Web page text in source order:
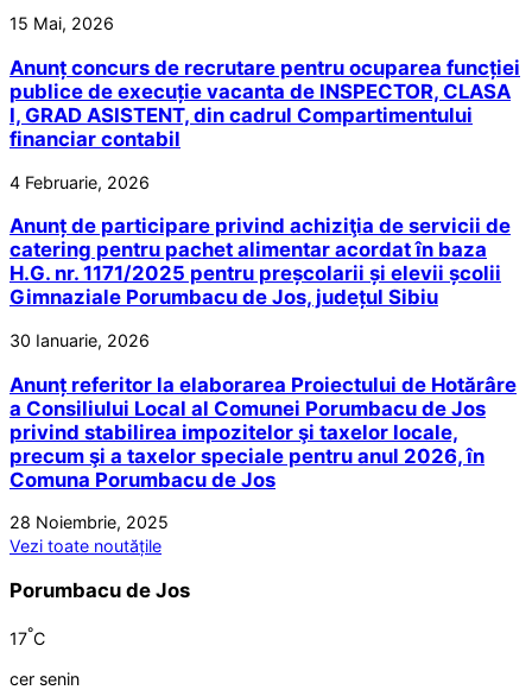
15 Mai, 2026
Anunț concurs de recrutare pentru ocuparea funcției
publice de execuție vacanta de INSPECTOR, CLASA
I, GRAD ASISTENT, din cadrul Compartimentului
financiar contabil
4 Februarie, 2026
Anunț de participare privind achiziţia de servicii de
catering pentru pachet alimentar acordat în baza
H.G. nr. 1171/2025 pentru preșcolarii și elevii școlii
Gimnaziale Porumbacu de Jos, județul Sibiu
30 Ianuarie, 2026
Anunț referitor la elaborarea Proiectului de Hotărâre
a Consiliului Local al Comunei Porumbacu de Jos
privind stabilirea impozitelor şi taxelor locale,
precum şi a taxelor speciale pentru anul 2026, în
Comuna Porumbacu de Jos
28 Noiembrie, 2025
Vezi toate noutățile
Porumbacu de Jos
17°C
cer senin